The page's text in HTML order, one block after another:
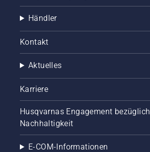
Händler
Kontakt
Aktuelles
Karriere
Husqvarnas Engagement bezüglich
Nachhaltigkeit
E-COM-Informationen